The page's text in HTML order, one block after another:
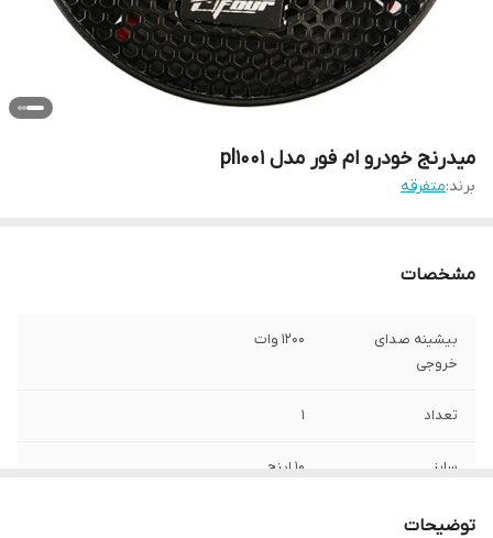
میدرنج خودرو ام فور مدل pl1001
برند:متفرقه
مشخصات
بیشینه صدای
خروجی
1200 وات
تعداد 1
سایز 10 اینچ
عمق نصب
توضیحات